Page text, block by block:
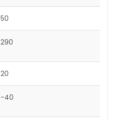
50
290
20
-40